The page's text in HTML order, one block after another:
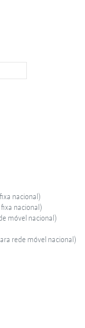
nacional)
nacional)
móvel nacional)
rede móvel nacional)